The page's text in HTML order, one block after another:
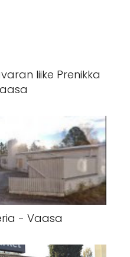
liike Prenikka
- Vaasa